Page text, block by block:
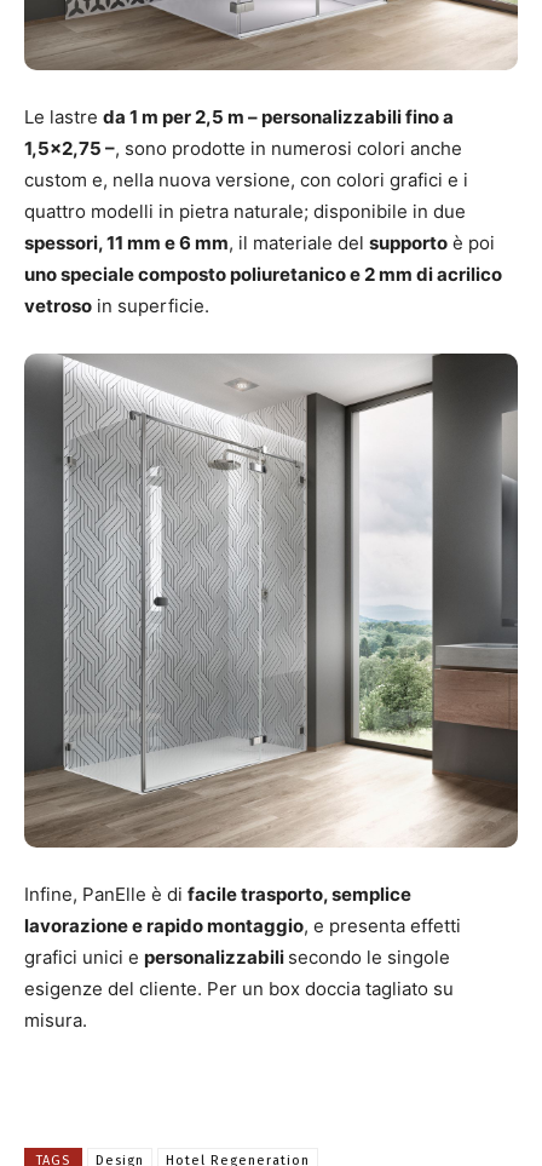
Le lastre da 1 m per 2,5 m – personalizzabili fino a
1,5×2,75 –, sono prodotte in numerosi colori anche
custom e, nella nuova versione, con colori grafici e i
quattro modelli in pietra naturale; disponibile in due
spessori, 11 mm e 6 mm, il materiale del supporto è poi
uno speciale composto poliuretanico e 2 mm di acrilico
vetroso in superficie.
Infine, PanElle è di facile trasporto, semplice
lavorazione e rapido montaggio, e presenta effetti
grafici unici e personalizzabili secondo le singole
esigenze del cliente. Per un box doccia tagliato su
misura.
TAGS Design Hotel Regeneration